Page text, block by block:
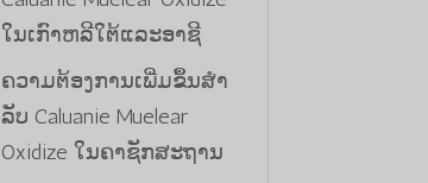
ໃນເກົາຫລີໃຕ້ແລະອາຊີ
ຄວາມຕ້ອງການເພີ່ມຂຶ້ນສໍາ
ລັບ Caluanie Muelear
Oxidize ໃນຄາຊັກສະຖານ